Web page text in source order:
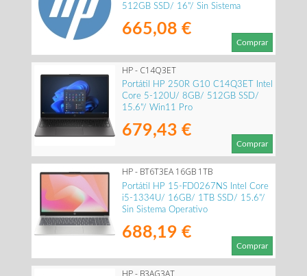
512GB SSD/ 16"/ Sin Sistema
665,08 €
Comprar
HP - C14Q3ET
Portátil HP 250R G10 C14Q3ET Intel
Core 5-120U/ 8GB/ 512GB SSD/
15.6"/ Win11 Pro
679,43 €
Comprar
HP - BT6T3EA 16GB 1TB
Portátil HP 15-FD0267NS Intel Core
i5-1334U/ 16GB/ 1TB SSD/ 15.6"/
Sin Sistema Operativo
688,19 €
Comprar
HP - B3AG3AT